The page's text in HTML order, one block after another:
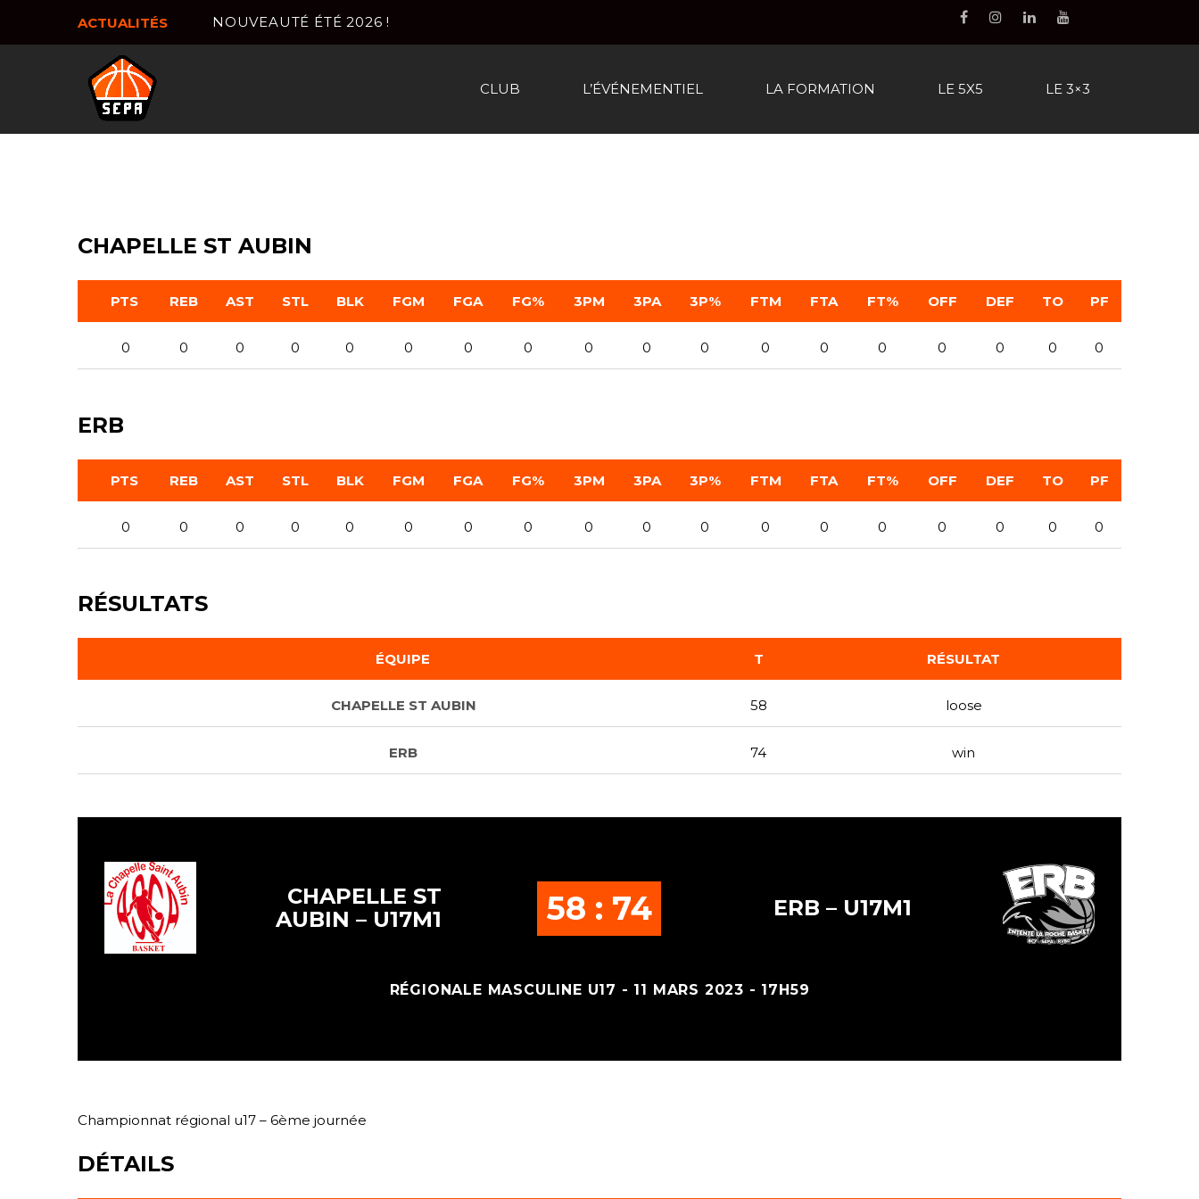
ACTUALITÉS NOUVEAUTÉ ÉTÉ 2026 !
CLUB L’ÉVÉNEMENTIEL LA FORMATION LE 5X5 LE 3×3
CHAPELLE ST AUBIN
PTS REB AST STL BLK FGM FGA FG% 3PM 3PA 3P% FTM FTA FT% OFF DEF TO PF
0 0 0 0 0 0 0 0 0 0 0 0 0 0 0 0 0 0
ERB
PTS REB AST STL BLK FGM FGA FG% 3PM 3PA 3P% FTM FTA FT% OFF DEF TO PF
0 0 0 0 0 0 0 0 0 0 0 0 0 0 0 0 0 0
RÉSULTATS
ÉQUIPE T RÉSULTAT
CHAPELLE ST AUBIN 58 loose
ERB 74 win
CHAPELLE ST
AUBIN – U17M1
58 : 74 ERB – U17M1
RÉGIONALE MASCULINE U17 - 11 MARS 2023 - 17H59
Championnat régional u17 – 6ème journée
DÉTAILS